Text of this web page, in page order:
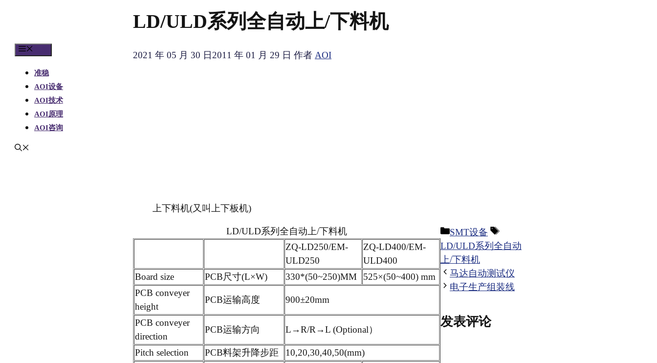
准稳
AOI设备
AOI技术
AOI原理
AOI咨询
LD/ULD系列全自动上/下料机
2021 年 05 月 30 日2011 年 01 月 29 日 作者 AOI
上下料机(又叫上下板机)
LD/ULD系列全自动上/下料机
ZQ-LD250/EM-
ULD250
ZQ-LD400/EM-
ULD400
Board size
PCB尺寸(L×W) 330*(50~250)MM
525×(50~400) mm
PCB conveyer
height
PCB运输高度 900±20mm
PCB conveyer
direction
PCB运输方向 L→R/R→L (Optional）
Pitch selection PCB料架升降步距
10,20,30,40,50(mm)
分
类
SMT设备
标
签
LD/ULD系列全自动
上/下料机
马达自动测试仪
电子生产组装线
发表评论